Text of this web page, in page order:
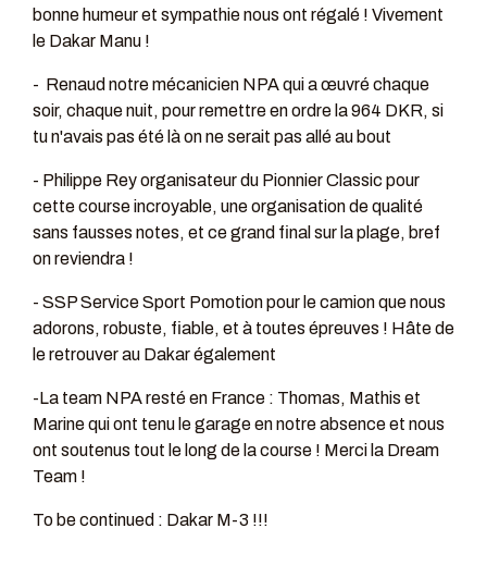
bonne humeur et sympathie nous ont régalé ! Vivement
le Dakar Manu !
- Renaud notre mécanicien NPA qui a œuvré chaque
soir, chaque nuit, pour remettre en ordre la 964 DKR, si
tu n'avais pas été là on ne serait pas allé au bout
- Philippe Rey organisateur du Pionnier Classic pour
cette course incroyable, une organisation de qualité
sans fausses notes, et ce grand final sur la plage, bref
on reviendra !
- SSP Service Sport Pomotion pour le camion que nous
adorons, robuste, fiable, et à toutes épreuves ! Hâte de
le retrouver au Dakar également
-La team NPA resté en France : Thomas, Mathis et
Marine qui ont tenu le garage en notre absence et nous
ont soutenus tout le long de la course ! Merci la Dream
Team !
To be continued : Dakar M-3 !!!